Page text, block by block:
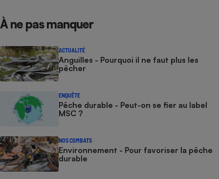
À ne pas manquer
ACTUALITÉ
Anguilles - Pourquoi il ne faut plus les
pêcher
ENQUÊTE
Pêche durable - Peut-on se fier au label
MSC ?
NOS COMBATS
Environnement - Pour favoriser la pêche
durable